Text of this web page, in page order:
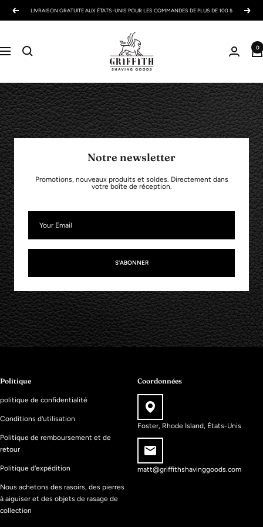
PrécédentLIVRAISON GRATUITE AUX ÉTATS-UNIS POUR LES COMMANDES DE PLUS DE 100 $
Navigation
Griffith
Shaving
Goods
0
Notre newsletter
Promotions, nouveaux produits et soldes. Directement dans
votre boîte de réception.
S'ABONNER
Politique
politique de confidentialité
Conditions d'utilisation
Politique de remboursement et de
retour
Politique d'expédition
Nous achetons des rasoirs, des pierres
à aiguiser et des objets de rasage de
collection
Coordonnées
Foster, Rhode Island, États-Unis
matt@griffithshavinggoods.com